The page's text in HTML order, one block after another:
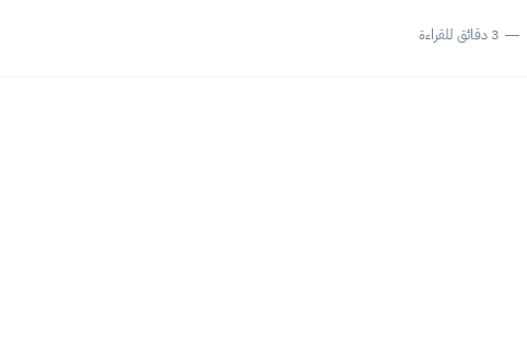
3 دقائق للقراءة